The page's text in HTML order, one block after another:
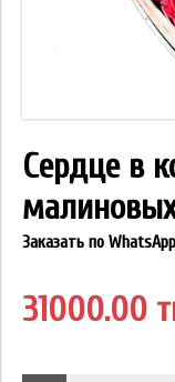
Сердце в
Заказать по WhatsApp
31000.00